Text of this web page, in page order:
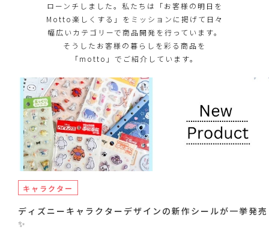
ローンチしました。私たちは「お客様の明日を
Motto楽しくする」をミッションに掲げて日々
幅広いカテゴリーで商品開発を行っています。
そうしたお客様の暮らしを彩る商品を
「motto」でご紹介しています。
キャラクター
ディズニーキャラクターデザインの新作シールが一挙発売
✨